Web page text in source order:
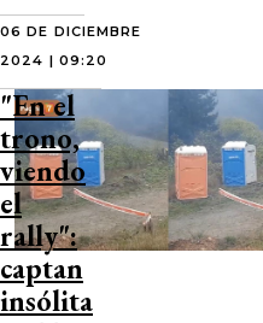
06 DE DICIEMBRE
2024 | 09:20
"En el
trono,
viendo
el
rally":
captan
insólita